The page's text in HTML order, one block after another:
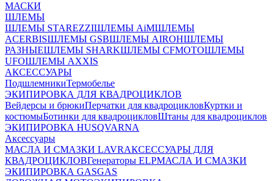
МАСКИ
ШЛЕМЫ
ШЛЕМЫ STAREZZIШЛЕМЫ AiMШЛЕМЫ
ACERBISШЛЕМЫ GSBШЛЕМЫ AIROHШЛЕМЫ
РАЗНЫЕШЛЕМЫ SHARKШЛЕМЫ CFMOTOШЛЕМЫ
UFOШЛЕМЫ AXXIS
АКСЕССУАРЫ
ПодшлемникиТермобелье
ЭКИПИРОВКА ДЛЯ КВАДРОЦИКЛОВ
Вейдерсы и брюкиПерчатки для квадроцикловКуртки и
костюмыБотинки для квадроцикловШтаны для квадроциклов
ЭКИПИРОВКА HUSQVARNA
Аксессуары
МАСЛА И СМАЗКИ LAVRАКСЕССУАРЫ ДЛЯ
КВАДРОЦИКЛОВГенераторы ELPМАСЛА И СМАЗКИ
ЭКИПИРОВКА GASGAS